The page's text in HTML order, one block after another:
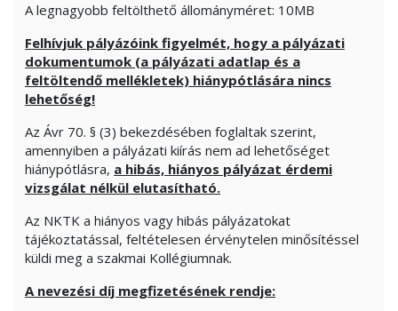
A legnagyobb feltölthető állományméret: 10MB
Felhívjuk pályázóink figyelmét, hogy a pályázati
dokumentumok (a pályázati adatlap és a
feltöltendő mellékletek) hiánypótlására nincs
lehetőség!
Az Ávr 70. § (3) bekezdésében foglaltak szerint,
amennyiben a pályázati kiírás nem ad lehetőséget
hiánypótlásra, a hibás, hiányos pályázat érdemi
vizsgálat nélkül elutasítható.
Az NKTK a hiányos vagy hibás pályázatokat
tájékoztatással, feltételesen érvénytelen minősítéssel
küldi meg a szakmai Kollégiumnak.
A nevezési díj megfizetésének rendje: